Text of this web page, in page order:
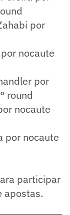
por
nocaute
por
round
nocaute
por nocaute
participar
apostas.